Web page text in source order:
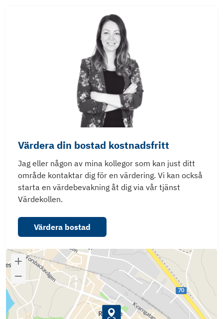
Värdera din bostad kostnadsfritt
Jag eller någon av mina kollegor som kan just ditt
område kontaktar dig för en värdering. Vi kan också
starta en värdebevakning åt dig via vår tjänst
Värdekollen.
Värdera bostad